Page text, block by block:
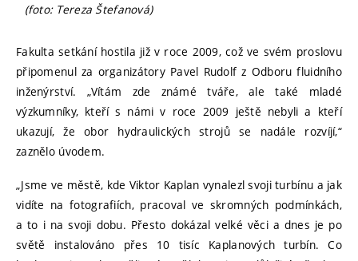
(foto: Tereza Štefanová)
Fakulta setkání hostila již v roce 2009, což ve svém proslovu
připomenul za organizátory Pavel Rudolf z Odboru fluidního
inženýrství. „Vítám zde známé tváře, ale také mladé
výzkumníky, kteří s námi v roce 2009 ještě nebyli a kteří
ukazují, že obor hydraulických strojů se nadále rozvíjí,“
zaznělo úvodem.
„Jsme ve městě, kde Viktor Kaplan vynalezl svoji turbínu a jak
vidíte na fotografiích, pracoval ve skromných podmínkách,
a to i na svoji dobu. Přesto dokázal velké věci a dnes je po
světě instalováno přes 10 tisíc Kaplanových turbín. Co